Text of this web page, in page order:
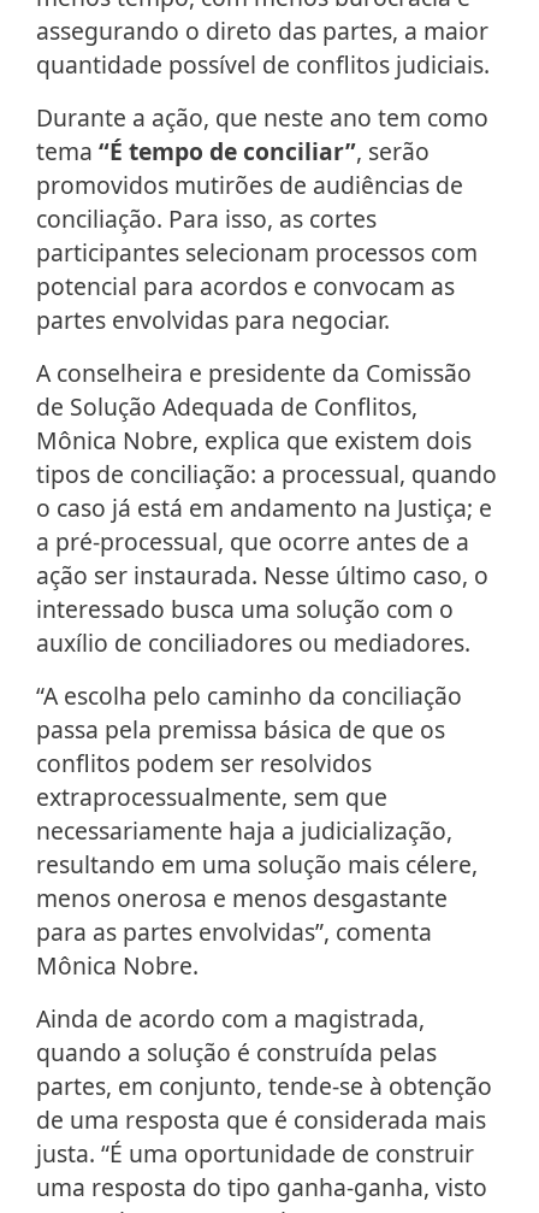
assegurando o direto das partes, a maior
quantidade possível de conflitos judiciais.
Durante a ação, que neste ano tem como
tema “É tempo de conciliar”, serão
promovidos mutirões de audiências de
conciliação. Para isso, as cortes
participantes selecionam processos com
potencial para acordos e convocam as
partes envolvidas para negociar.
A conselheira e presidente da Comissão
de Solução Adequada de Conflitos,
Mônica Nobre, explica que existem dois
tipos de conciliação: a processual, quando
o caso já está em andamento na Justiça; e
a pré-processual, que ocorre antes de a
ação ser instaurada. Nesse último caso, o
interessado busca uma solução com o
auxílio de conciliadores ou mediadores.
“A escolha pelo caminho da conciliação
passa pela premissa básica de que os
conflitos podem ser resolvidos
extraprocessualmente, sem que
necessariamente haja a judicialização,
resultando em uma solução mais célere,
menos onerosa e menos desgastante
para as partes envolvidas”, comenta
Mônica Nobre.
Ainda de acordo com a magistrada,
quando a solução é construída pelas
partes, em conjunto, tende-se à obtenção
de uma resposta que é considerada mais
justa. “É uma oportunidade de construir
uma resposta do tipo ganha-ganha, visto